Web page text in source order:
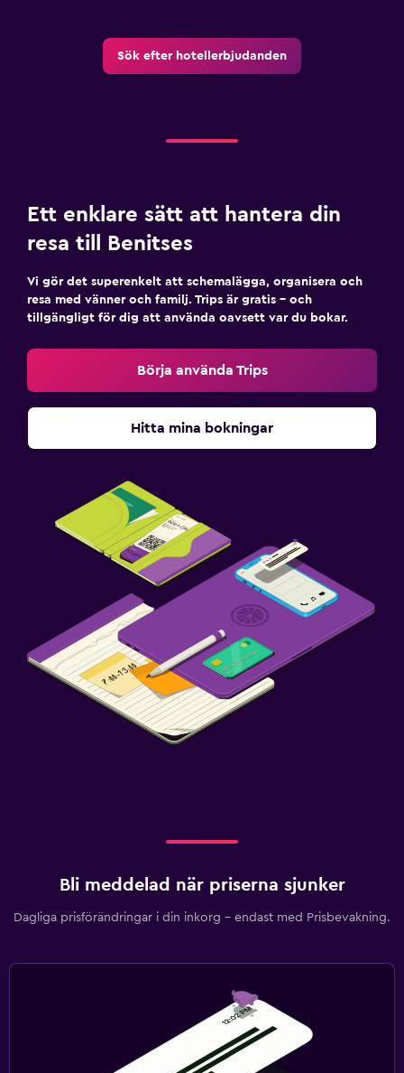
Tillgänglighet och lämplighet
Rökfria rum tillgängliga
Övre våningar nås via trappor
Badrum
Dusch
Toalett
Toalettpapper
Sovrum
Extra långa sängar (> 2 meter)
Väckarklocka
Bäddsoffa
Klädhängare
Garderob eller klädkammare
Sök efter hotellerbjudanden
Ett enklare sätt att hantera din
resa till Benitses
Vi gör det superenkelt att schemalägga, organisera och
resa med vänner och familj. Trips är gratis – och
tillgängligt för dig att använda oavsett var du bokar.
Börja använda Trips
Hitta mina bokningar
Bli meddelad när priserna sjunker
Dagliga prisförändringar i din inkorg – endast med Prisbevakning.